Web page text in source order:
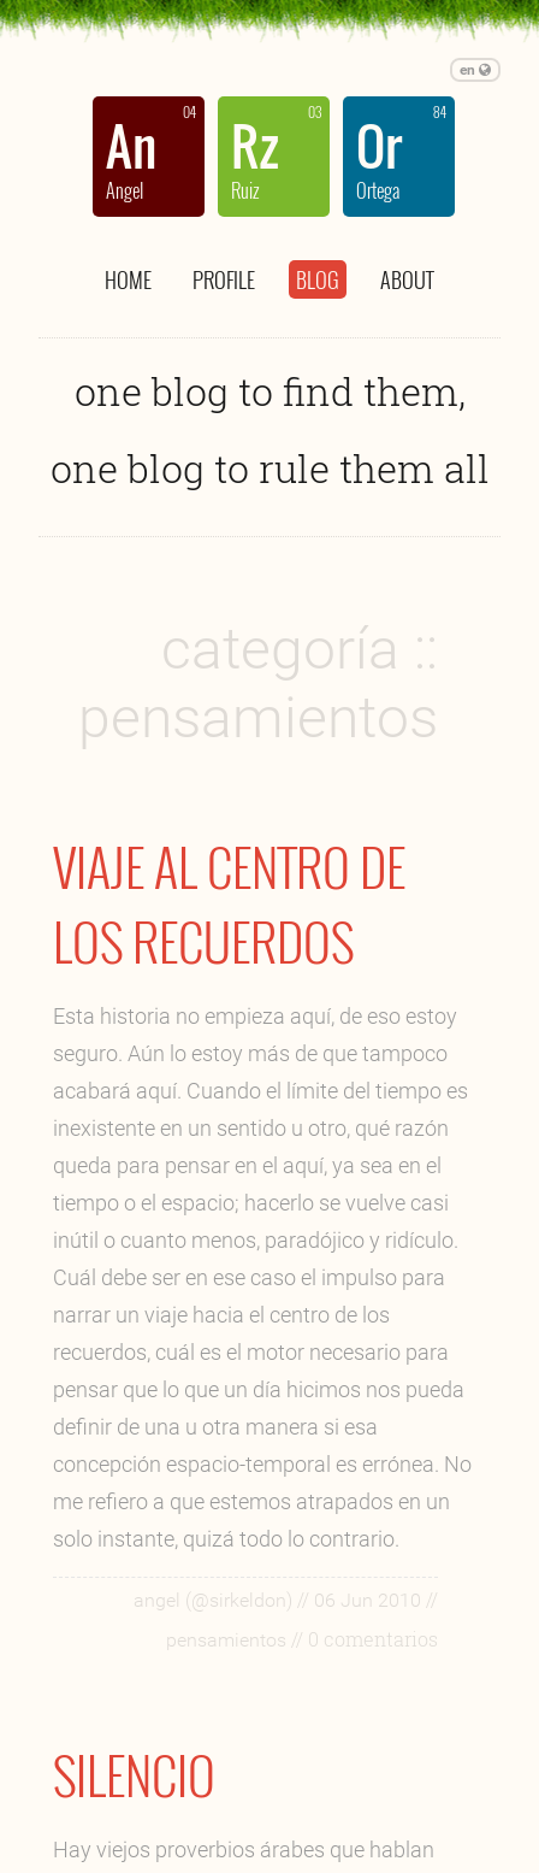
en
04
An
Angel
03
Rz
Ruiz
84
Or
Ortega
HOME PROFILE BLOG ABOUT
one blog to find them,
one blog to rule them all
categoría ::
pensamientos
VIAJE AL CENTRO DE
LOS RECUERDOS
Esta historia no empieza aquí, de eso estoy
seguro. Aún lo estoy más de que tampoco
acabará aquí. Cuando el límite del tiempo es
inexistente en un sentido u otro, qué razón
queda para pensar en el aquí, ya sea en el
tiempo o el espacio; hacerlo se vuelve casi
inútil o cuanto menos, paradójico y ridículo.
Cuál debe ser en ese caso el impulso para
narrar un viaje hacia el centro de los
recuerdos, cuál es el motor necesario para
pensar que lo que un día hicimos nos pueda
definir de una u otra manera si esa
concepción espacio-temporal es errónea. No
me refiero a que estemos atrapados en un
solo instante, quizá todo lo contrario.
angel (@sirkeldon) // 06 Jun 2010 //
pensamientos // 0 comentarios
SILENCIO
Hay viejos proverbios árabes que hablan